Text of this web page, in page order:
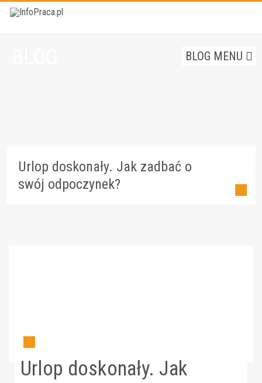
BLOG MENU
Urlop doskonały. Jak zadbać o
swój odpoczynek?
Urlop doskonały. Jak